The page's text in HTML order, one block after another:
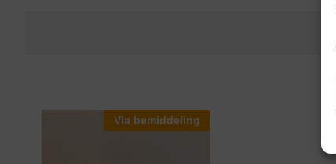
Via bemiddeling